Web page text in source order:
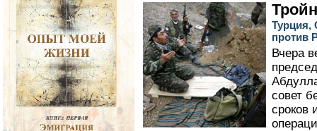
Турция,
против
Вчера
совет
сроков